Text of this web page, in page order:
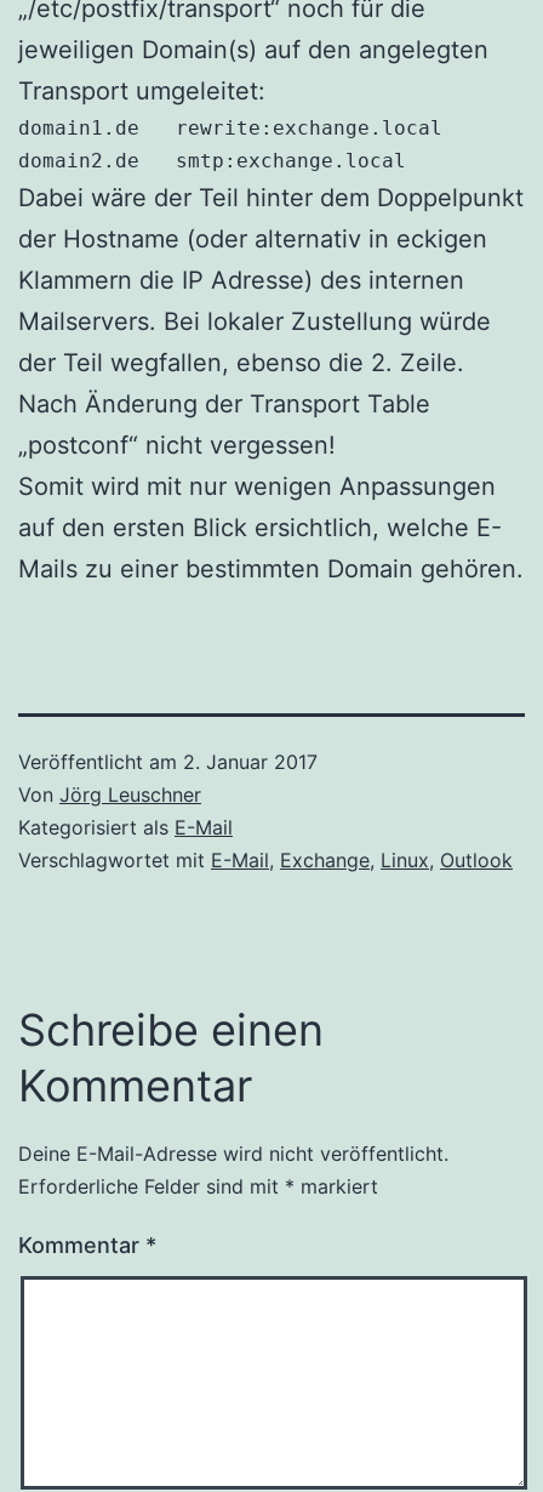
„/etc/postfix/transport“ noch für die
jeweiligen Domain(s) auf den angelegten
Transport umgeleitet:
domain1.de   rewrite:exchange.local
domain2.de   smtp:exchange.local
Dabei wäre der Teil hinter dem Doppelpunkt
der Hostname (oder alternativ in eckigen
Klammern die IP Adresse) des internen
Mailservers. Bei lokaler Zustellung würde
der Teil wegfallen, ebenso die 2. Zeile.
Nach Änderung der Transport Table
„postconf“ nicht vergessen!
Somit wird mit nur wenigen Anpassungen
auf den ersten Blick ersichtlich, welche E-
Mails zu einer bestimmten Domain gehören.
Veröffentlicht am 2. Januar 2017
Von Jörg Leuschner
Kategorisiert als E-Mail
Verschlagwortet mit E-Mail, Exchange, Linux, Outlook
Schreibe einen
Kommentar
Deine E-Mail-Adresse wird nicht veröffentlicht.
Erforderliche Felder sind mit * markiert
Kommentar *